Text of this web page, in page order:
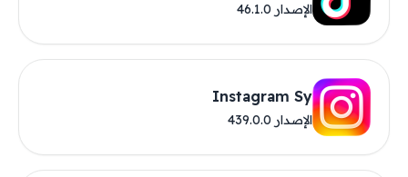
الإصدار 46.1.0
Instagram Sy
الإصدار 439.0.0